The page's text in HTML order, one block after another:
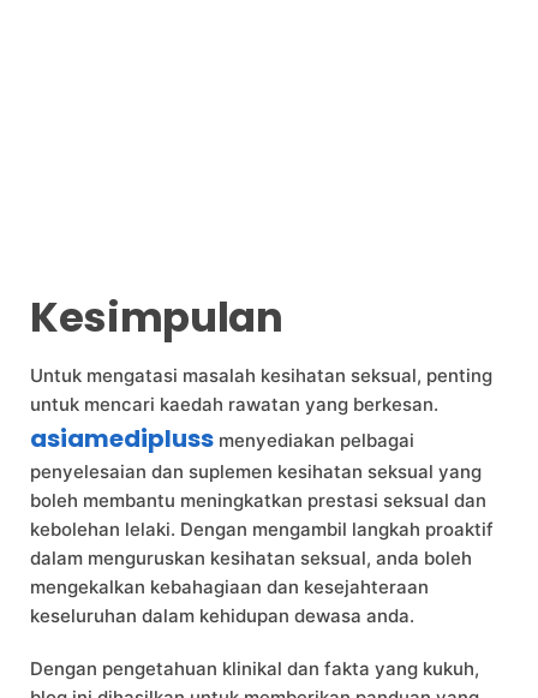
Kesimpulan
Untuk mengatasi masalah kesihatan seksual, penting
untuk mencari kaedah rawatan yang berkesan.
asiamedipluss menyediakan pelbagai
penyelesaian dan suplemen kesihatan seksual yang
boleh membantu meningkatkan prestasi seksual dan
kebolehan lelaki. Dengan mengambil langkah proaktif
dalam menguruskan kesihatan seksual, anda boleh
mengekalkan kebahagiaan dan kesejahteraan
keseluruhan dalam kehidupan dewasa anda.
Dengan pengetahuan klinikal dan fakta yang kukuh,